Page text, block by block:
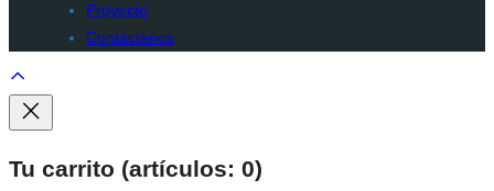
Proyecto
Contáctenos
to
top
Tu carrito (artículos: 0)